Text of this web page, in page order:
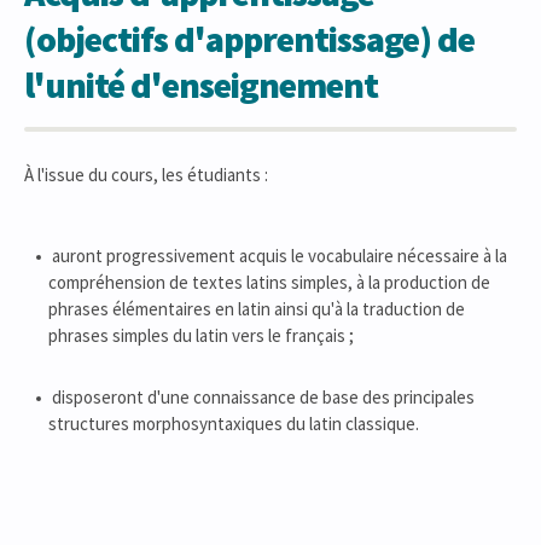
(objectifs d'apprentissage) de
l'unité d'enseignement
À l'issue du cours, les étudiants :
auront progressivement acquis le vocabulaire nécessaire à la
compréhension de textes latins simples, à la production de
phrases élémentaires en latin ainsi qu'à la traduction de
phrases simples du latin vers le français ;
disposeront d'une connaissance de base des principales
structures morphosyntaxiques du latin classique.